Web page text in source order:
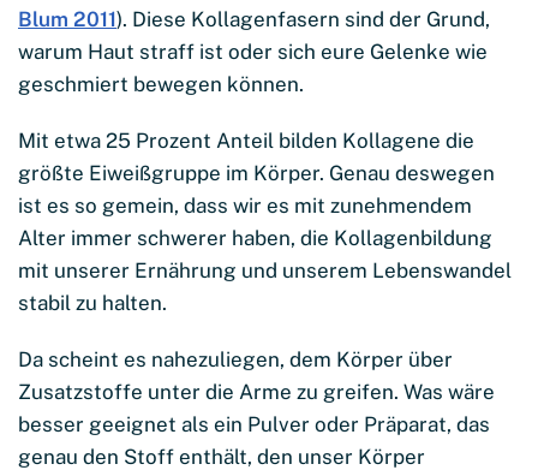
Blum 2011). Diese Kollagenfasern sind der Grund,
warum Haut straff ist oder sich eure Gelenke wie
geschmiert bewegen können.
Mit etwa 25 Prozent Anteil bilden Kollagene die
größte Eiweißgruppe im Körper. Genau deswegen
ist es so gemein, dass wir es mit zunehmendem
Alter immer schwerer haben, die Kollagenbildung
mit unserer Ernährung und unserem Lebenswandel
stabil zu halten.
Da scheint es nahezuliegen, dem Körper über
Zusatzstoffe unter die Arme zu greifen. Was wäre
besser geeignet als ein Pulver oder Präparat, das
genau den Stoff enthält, den unser Körper